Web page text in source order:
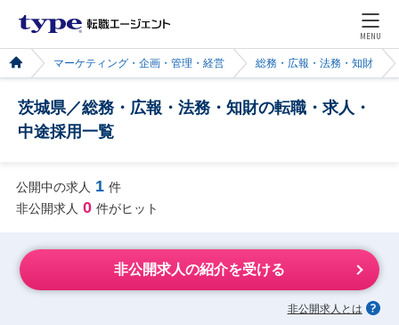
MENU
マーケティング・企画・管理・経営 総務・広報・法務・知財
茨城県／総務・広報・法務・知財の転職・求人・
中途採用一覧
公開中の求人 1 件
非公開求人 0 件がヒット
非公開求人の紹介を受ける
非公開求人とは